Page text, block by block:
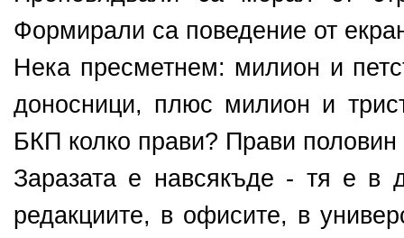
Формирали са поведение от
Нека пресметнем: милион и
доносници, плюс милион и
БКП колко прави? Прави
Заразата е навсякъде - тя е в
редакциите, в офисите, в